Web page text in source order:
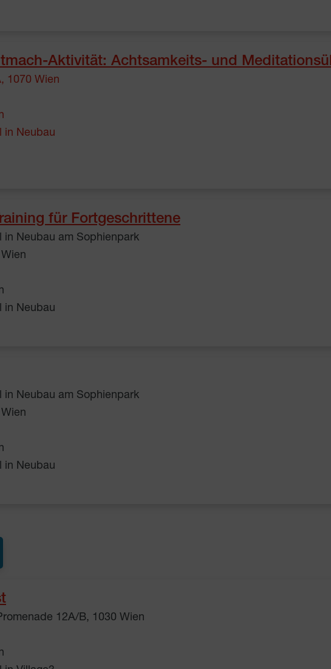
Aktivität: Achtsamkeits- und
1070 Wien
in Neubau
für Fortgeschrittene
in Neubau am Sophienpark
in Neubau
in Neubau am Sophienpark
in Neubau
12A/B, 1030 Wien